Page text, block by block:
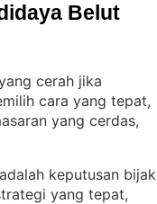
Belut
cerah jika
cara yang tepat,
yang cerdas,
keputusan bijak
yang tepat,